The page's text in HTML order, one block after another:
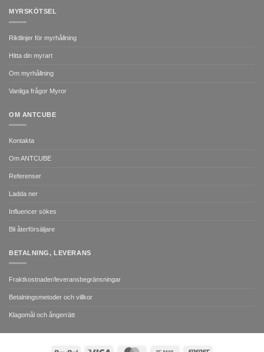
MYRSKÖTSEL
Riktlinjer för myrhållning
Hitta din myrart
Om myrhållning
Vanliga frågor Myror
OM ANTCUBE
Kontakta
Om ANTCUBE
Referenser
Ladda ner
Influencer sökes
Bli återförsäljare
BETALNING, LEVERANS
Fraktkostnader/leveransbegränsningar
Betalningsmetoder och villkor
Klagomål och ångerrätt